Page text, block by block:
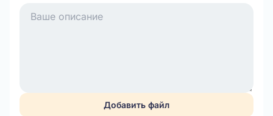
Добавить файл